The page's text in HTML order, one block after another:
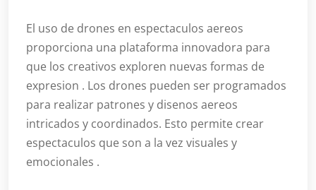
El uso de drones en espectaculos aereos
proporciona una plataforma innovadora para
que los creativos exploren nuevas formas de
expresion . Los drones pueden ser programados
para realizar patrones y disenos aereos
intricados y coordinados. Esto permite crear
espectaculos que son a la vez visuales y
emocionales .